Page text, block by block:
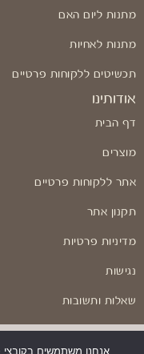
מתנות ליום האם
מתנות לאחיות
תכשיטים ללקוחות פרטיים
אודותינו
דף הבית
מוצרים
אתר ללקוחות פרטיים
תקנון אתר
מדיניות פרטיות
נגישות
שאלות ותשובות